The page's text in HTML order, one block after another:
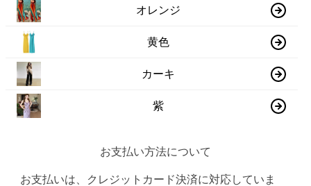
オレンジ
黄色
カーキ
紫
お支払い方法について
お支払いは、クレジットカード決済に対応していま